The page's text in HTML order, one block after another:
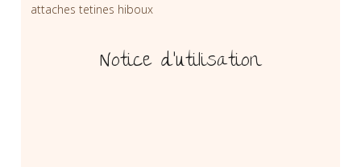
attaches tetines hiboux
Notice d’utilisation